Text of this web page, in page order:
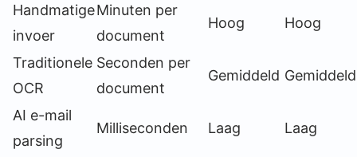
Handmatige
invoer
Minuten per
document
Hoog Hoog
Traditionele
OCR
Seconden per
document
Gemiddeld Gemiddeld
AI e-mail
parsing
Milliseconden Laag Laag